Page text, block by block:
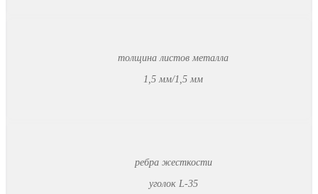
толщина листов металла
1,5 мм/1,5 мм
ребра жесткости
уголок L-35